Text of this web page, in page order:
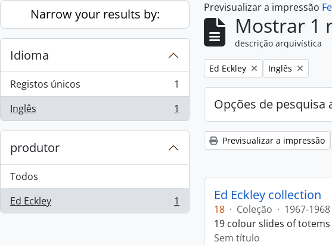
Skip to main content
Narrow your results by:
Idioma
Registos únicos
, 1 resultados
1
Inglês
, 1 resultados 1
produtor
Todos
Ed Eckley
, 1 resultados 1
Previsualizar a impressão
Mostrar 1
descrição arquivística
Remove filter:
Ed Eckley Remove filter:
Inglês
Opções de pesquisa
Previsualizar a impressão
Ed Eckley collection
18 · Coleção · 1967-1968
19 colour slides of
Sem título